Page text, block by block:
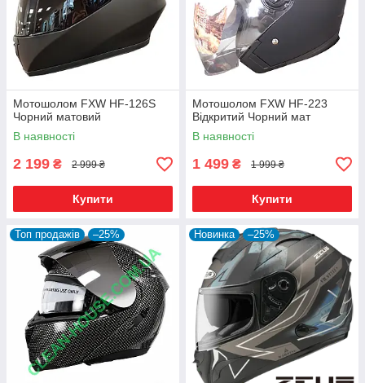
Мотошолом FXW HF-126S
Чорний матовий
В наявності
2 199 ₴ 2 999 ₴
Купити
Мотошолом FXW HF-223
Відкритий Чорний мат
В наявності
1 499 ₴ 1 999 ₴
Купити
Топ продажів –25% Новинка –25%